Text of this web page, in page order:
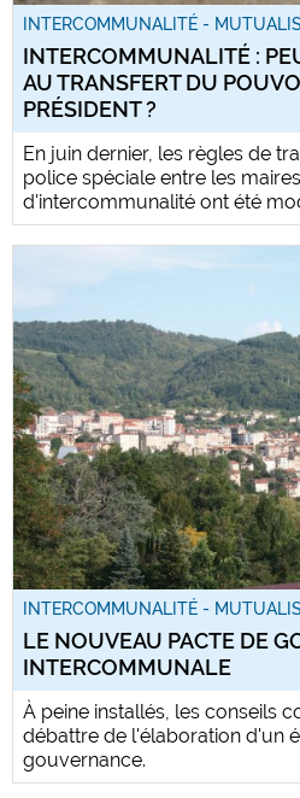
INTERCOMMUNALITÉ -
INTERCOMMUNALITÉ :
AU TRANSFERT DU
PRÉSIDENT ?
En juin dernier, les règles de
police spéciale entre les
d'intercommunalité ont été
INTERCOMMUNALITÉ -
LE NOUVEAU PACTE DE
INTERCOMMUNALE
À peine installés, les conseils
débattre de l'élaboration d'un
gouvernance.